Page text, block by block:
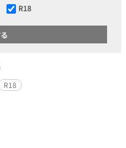
R18
R18